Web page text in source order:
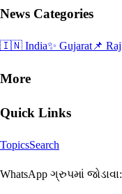
News Categories
🇮🇳 India✨ Gujarat 📌
More
Quick Links
TopicsSearch
WhatsApp ગ્રુપમાં જોડાવા: